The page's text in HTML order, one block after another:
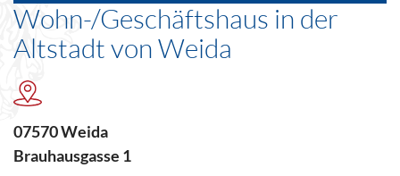
Wohn-/Geschäftshaus in der
Altstadt von Weida
07570 Weida
Brauhausgasse 1